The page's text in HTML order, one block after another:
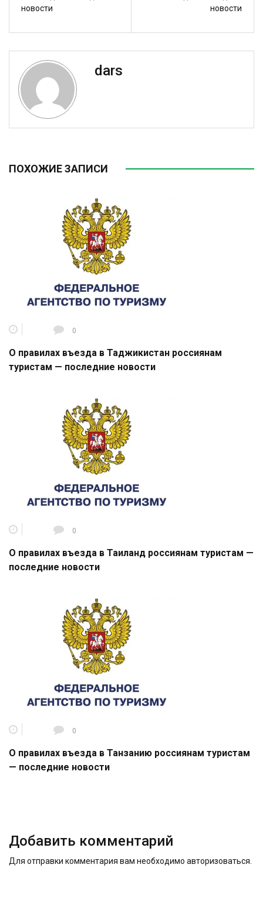
новости
новости
dars
ПОХОЖИЕ ЗАПИСИ
0
О правилах въезда в Таджикистан россиянам
туристам — последние новости
0
О правилах въезда в Таиланд россиянам туристам —
последние новости
0
О правилах въезда в Танзанию россиянам туристам
— последние новости
Добавить комментарий
Для отправки комментария вам необходимо авторизоваться